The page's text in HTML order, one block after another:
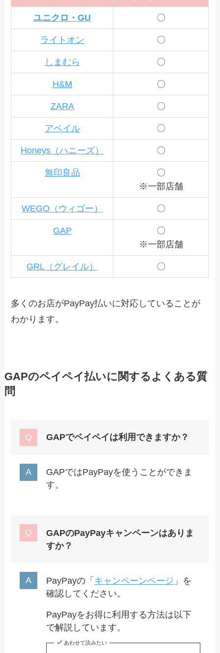
ユニクロ・GU 〇
ライトオン 〇
しまむら 〇
H&M 〇
ZARA 〇
アベイル 〇
Honeys（ハニーズ） 〇
無印良品
〇
※一部店舗
WEGO（ウィゴー） 〇
GAP
〇
※一部店舗
GRL（グレイル） 〇
多くのお店がPayPay払いに対応していることが
わかります。
GAPのペイペイ払いに関するよくある質
問
GAPでペイペイは利用できますか？
GAPではPayPayを使うことができま
す。
GAPのPayPayキャンペーンはありま
すか？
PayPayの「 キャンペーンページ 」を
確認してください。
PayPayをお得に利用する方法は以下
で解説しています。
あわせて読みたい